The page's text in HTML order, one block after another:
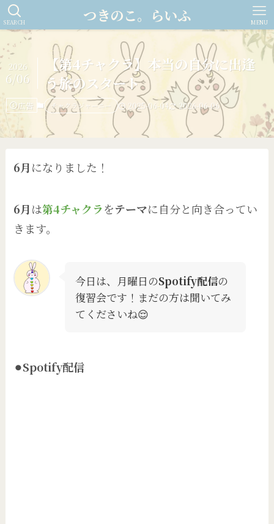
つきのこ。らいふ
SEARCH MENU
【第4チャクラ】本当の自分に出逢
う旅のスタート
2026
6/06
広告 チャクラジャーニー 2025-06-04 2026-06-06
6月になりました！
6月は第4チャクラをテーマに自分と向き合ってい
きます。
今日は、月曜日のSpotify配信の
復習会です！まだの方は聞いてみ
てくださいね😌
⚫︎Spotify配信